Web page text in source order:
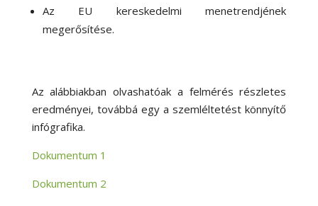
Az EU kereskedelmi menetrendjének
megerősítése.
Az alábbiakban olvashatóak a felmérés részletes
eredményei, továbbá egy a szemléltetést könnyítő
infógrafika.
Dokumentum 1
Dokumentum 2